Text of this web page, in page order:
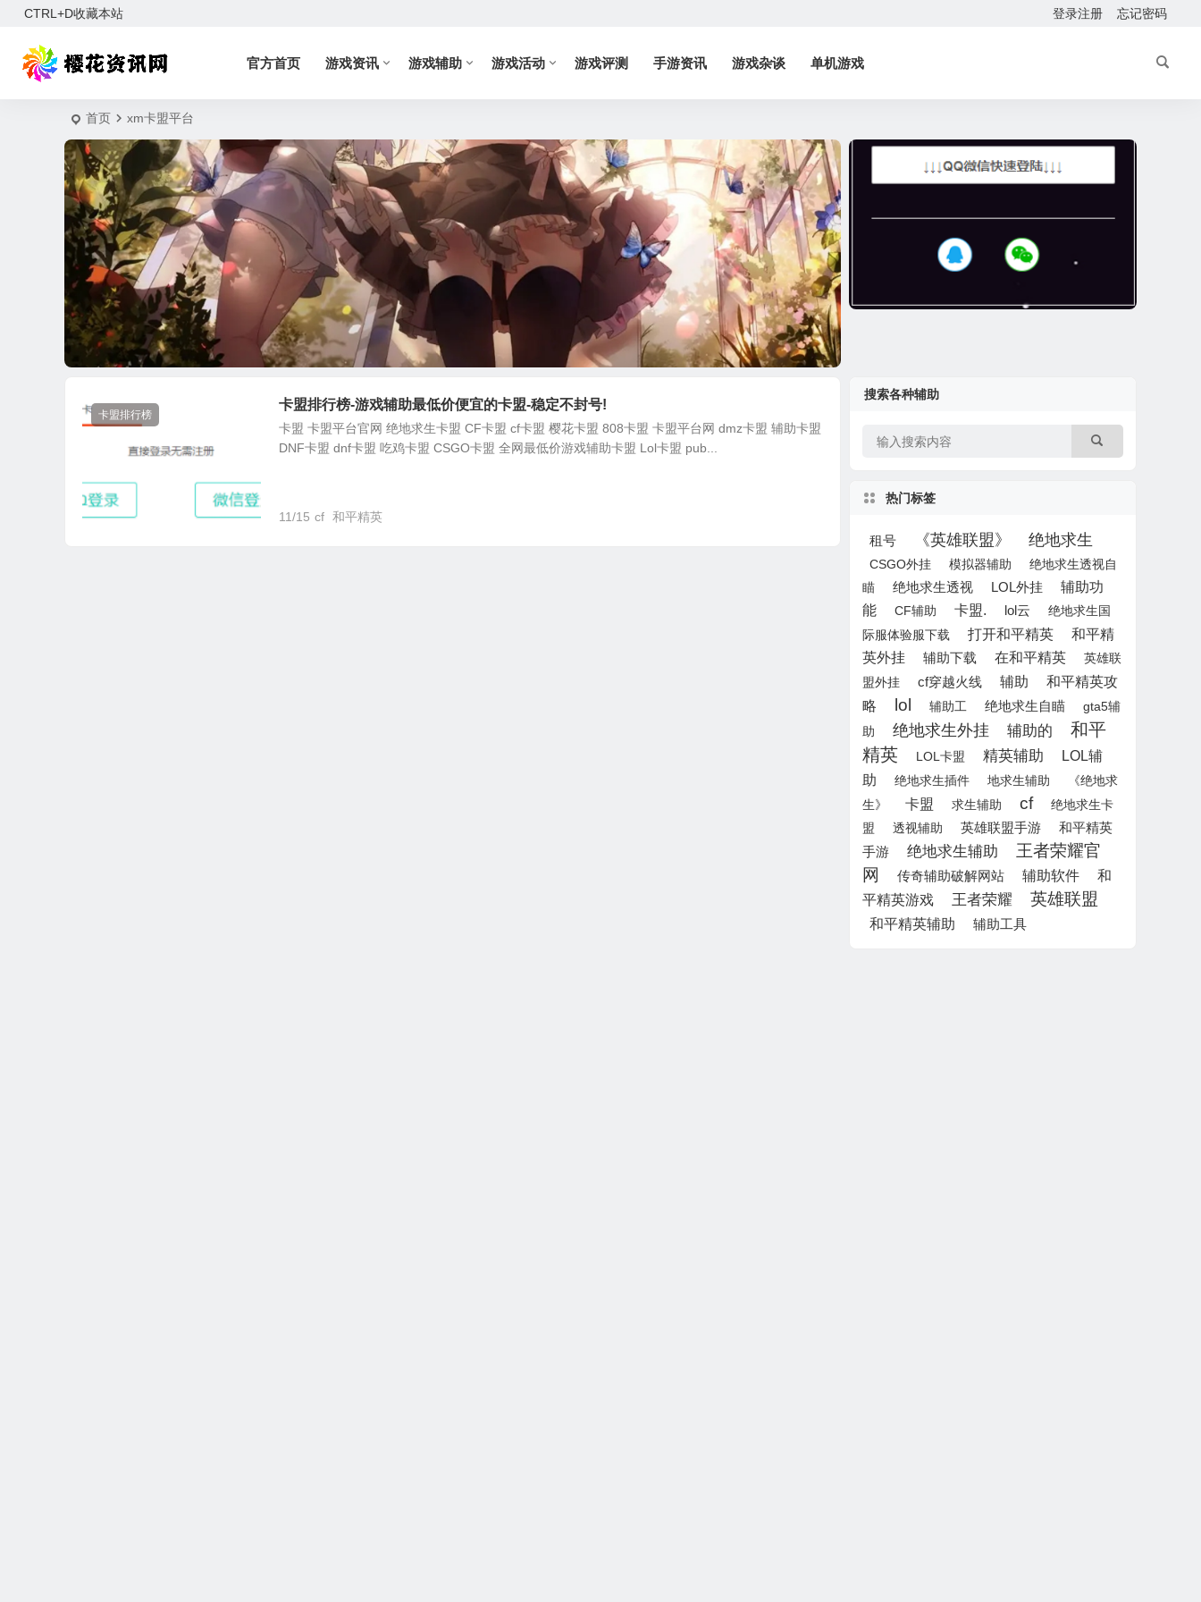
CTRL+D收藏本站 登录注册 忘记密码
官方首页 游戏资讯 游戏辅助 游戏活动 游戏评测 手游资讯 游戏杂谈 单机游戏
首页 xm卡盟平台
卡盟排行榜
卡盟排行榜-游戏辅助最低价便宜的卡盟-稳定不封号!
卡盟 卡盟平台官网 绝地求生卡盟 CF卡盟 cf卡盟 樱花卡盟 808卡盟 卡盟平台网 dmz卡盟 辅助卡盟
DNF卡盟 dnf卡盟 吃鸡卡盟 CSGO卡盟 全网最低价游戏辅助卡盟 Lol卡盟 pub...
11/15 cf 和平精英
搜索各种辅助
热门标签
租号 《英雄联盟》 绝地求生
CSGO外挂 模拟器辅助
绝地求生透视自
瞄
绝地求生透视 LOL外挂
辅助功
能
CF辅助 卡盟. lol云
绝地求生国
际服体验服下载
打开和平精英
和平精
英外挂
辅助下载 在和平精英
英雄联
盟外挂
cf穿越火线 辅助
和平精英攻
略
lol 辅助工 绝地求生自瞄
gta5辅
助
绝地求生外挂 辅助的
和平
精英
LOL卡盟 精英辅助
LOL辅
助
绝地求生插件 地求生辅助
《绝地求
生》
卡盟 求生辅助 cf
绝地求生卡
盟
透视辅助 英雄联盟手游
和平精英
手游
绝地求生辅助
王者荣耀官
网
传奇辅助破解网站 辅助软件
和
平精英游戏
王者荣耀 英雄联盟
和平精英辅助 辅助工具